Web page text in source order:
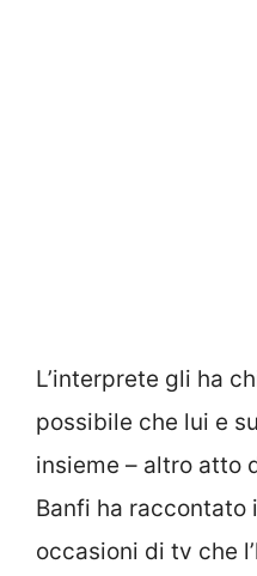
L’interprete gli ha
possibile che lui e
insieme – altro atto
Banfi ha raccontato
occasioni di tv che